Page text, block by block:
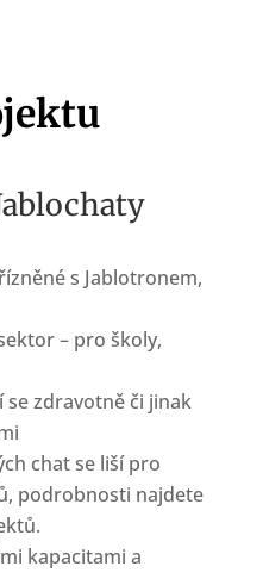
s Jablotronem,
– pro školy,
se zdravotně či jinak
chat se liší pro
podrobnosti najdete
kapacitami a